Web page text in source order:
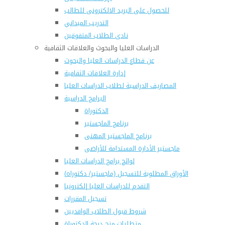
للحصول على البريد الالكترونى للطالب
التدريب الميداني
نادى الطلاب المتفوقين
الدراسات العليا والبحوث والعلاقات الثقافية
عن قطاع الدراسات العليا والبحوث
إدارة العلاقات الثقافية
المصاريف الدراسية لطلاب الدراسات العليا
البرامج الدراسية
الدكتوراة
برنامج الماجستير
برنامج الماجستير المهنى
ماجستير الأدارة المستدامة للأراضى
لوائح برامج الدراسات العليا
(الأوراق المطلوبة للتسجيل (ماجستير/ دكتوراه
التقدم للدراسات العليا إلكترونيا
تسجيل المقررات
شروط قبول الطلاب الوافديين